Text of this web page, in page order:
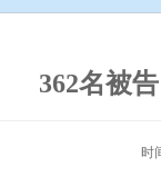
362名被
时